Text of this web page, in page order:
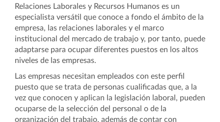
Relaciones Laborales y Recursos Humanos es un
especialista versátil que conoce a fondo el ámbito de la
empresa, las relaciones laborales y el marco
institucional del mercado de trabajo y, por tanto, puede
adaptarse para ocupar diferentes puestos en los altos
niveles de las empresas.
Las empresas necesitan empleados con este perfil
puesto que se trata de personas cualificadas que, a la
vez que conocen y aplican la legislación laboral, pueden
ocuparse de la selección del personal o de la
organización del trabajo, además de contar con